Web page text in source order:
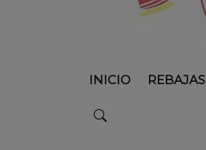
INICIO REBAJAS